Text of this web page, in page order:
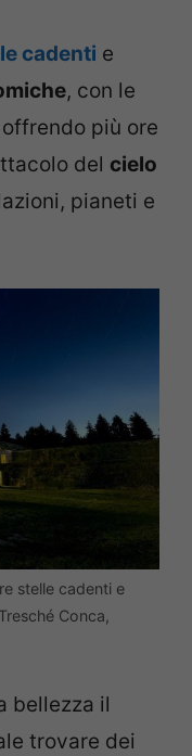
cadenti e
, con le
più ore
del cielo
pianeti e
stelle cadenti e
Conca,
bellezza il
trovare dei